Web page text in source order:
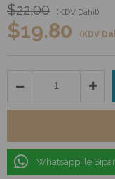
$22.00 (KDV Dahil)
$19.80 (KDV
Whatsapp İle